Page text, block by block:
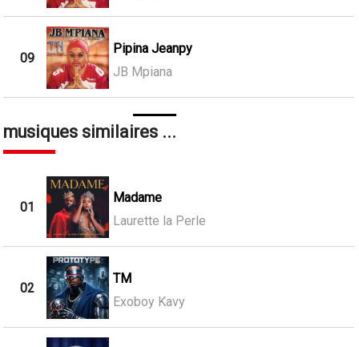
09
Pipina Jeanpy
JB Mpiana
musiques similaires ...
01
Madame
Laurette la Perle
02
TM
Exoboy Kavy